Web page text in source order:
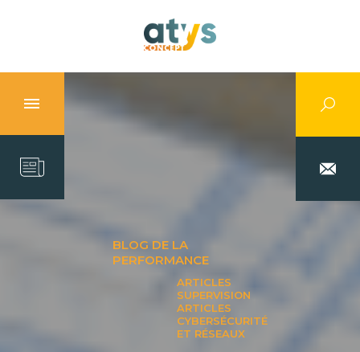
BLOG DE LA
PERFORMANCE
ARTICLES
SUPERVISION
ARTICLES
CYBERSÉCURITÉ
ET RÉSEAUX